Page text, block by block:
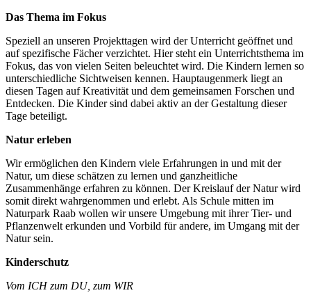
Das Thema im Fokus
Speziell an unseren Projekttagen wird der Unterricht geöffnet und
auf spezifische Fächer verzichtet. Hier steht ein Unterrichtsthema im
Fokus, das von vielen Seiten beleuchtet wird. Die Kindern lernen so
unterschiedliche Sichtweisen kennen. Hauptaugenmerk liegt an
diesen Tagen auf Kreativität und dem gemeinsamen Forschen und
Entdecken. Die Kinder sind dabei aktiv an der Gestaltung dieser
Tage beteiligt.
Natur erleben
Wir ermöglichen den Kindern viele Erfahrungen in und mit der
Natur, um diese schätzen zu lernen und ganzheitliche
Zusammenhänge erfahren zu können. Der Kreislauf der Natur wird
somit direkt wahrgenommen und erlebt. Als Schule mitten im
Naturpark Raab wollen wir unsere Umgebung mit ihrer Tier- und
Pflanzenwelt erkunden und Vorbild für andere, im Umgang mit der
Natur sein.
Kinderschutz
Vom ICH zum DU, zum WIR